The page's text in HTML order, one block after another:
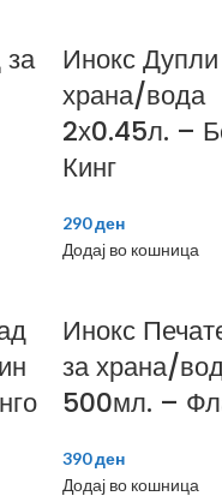
Инокс
храна/вода
2х0.45л. –
Кинг
290ден
Додај во кошница
Инокс
за храна/
500мл. –
390ден
Додај во кошница